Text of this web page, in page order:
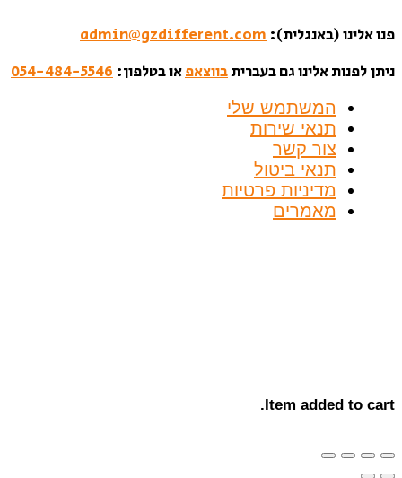
פנו אלינו (באנגלית): admin@gzdifferent.com
ניתן לפנות אלינו גם בעבריתבווצאפאו בטלפון: 054-484-5546
המשתמש שלי
תנאי שירות
צור קשר
תנאי ביטול
מדיניות פרטיות
מאמרים
Item added to cart.